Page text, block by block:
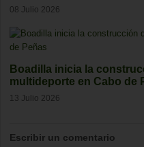
08 Julio 2026
Boadilla inicia la
multideporte en Cabo de
13 Julio 2026
Escribir un comentario